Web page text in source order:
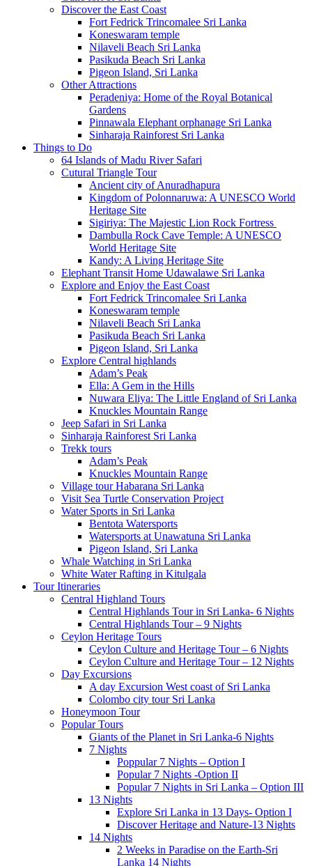
Discover the East Coast
Fort Fedrick Trincomalee Sri Lanka
Koneswaram temple
Nilaveli Beach Sri Lanka
Pasikuda Beach Sri Lanka
Pigeon Island, Sri Lanka
Other Attractions
Peradeniya: Home of the Royal Botanical
Gardens
Pinnawala Elephant orphanage Sri Lanka
Sinharaja Rainforest Sri Lanka
Things to Do
64 Islands of Madu River Safari
Cutural Triangle Tour
Ancient city of Anuradhapura
Kingdom of Polonnaruwa: A UNESCO World
Heritage Site
Sigiriya: The Majestic Lion Rock Fortress
Dambulla Rock Cave Temple: A UNESCO
World Heritage Site
Kandy: A Living Heritage Site
Elephant Transit Home Udawalawe Sri Lanka
Explore and Enjoy the East Coast
Fort Fedrick Trincomalee Sri Lanka
Koneswaram temple
Nilaveli Beach Sri Lanka
Pasikuda Beach Sri Lanka
Pigeon Island, Sri Lanka
Explore Central highlands
Adam’s Peak
Ella: A Gem in the Hills
Nuwara Eliya: The Little England of Sri Lanka
Knuckles Mountain Range
Jeep Safari in Sri Lanka
Sinharaja Rainforest Sri Lanka
Trekk tours
Adam’s Peak
Knuckles Mountain Range
Village tour Habarana Sri Lanka
Visit Sea Turtle Conservation Project
Water Sports in Sri Lanka
Bentota Watersports
Watersports at Unawatuna Sri Lanka
Pigeon Island, Sri Lanka
Whale Watching in Sri Lanka
White Water Rafting in Kitulgala
Tour Itineraries
Central Highland Tours
Central Highlands Tour in Sri Lanka- 6 Nights
Central Highlands Tour – 9 Nights
Ceylon Heritage Tours
Ceylon Culture and Heritage Tour – 6 Nights
Ceylon Culture and Heritage Tour – 12 Nights
Day Excursions
A day Excursion West coast of Sri Lanka
Colombo city tour Sri Lanka
Honeymoon Tour
Popular Tours
Giants of the Planet in Sri Lanka-6 Nights
7 Nights
Poppular 7 Nights – Option I
Popular 7 Nights -Option II
Popular 7 Nights in Sri Lanka – Option III
13 Nights
Explore Sri Lanka in 13 Days- Option I
Discover Heritage and Nature-13 Nights
14 Nights
2 Weeks in Paradise on the Earth-Sri
Lanka 14 Nights